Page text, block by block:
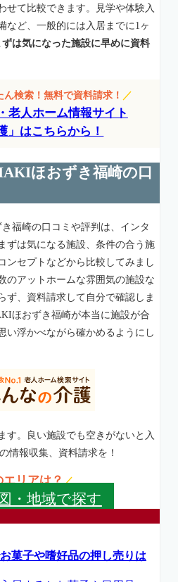
せて比較できます。見学や体験入
など、一般的には入居までに1ヶ
ずは気になった施設に早めに資料
検索！無料で資料請求！ ／
老人ホーム情報サイト
」はこちらから！
ほおずき福崎の口
福崎の口コミや評判は、インタ
ずは気になる施設、条件の合う施
ンセプトなどから比較してみまし
のアットホームな雰囲気の施設な
ず、資料請求して自分で確認しま
ほおずき福崎が本当に施設が合
い浮かべながら確かめるようにし
す。良い施設でも空きがないと入
情報収集、資料請求を！
エリアは？／
・地域で探す
菓子や嗜好品の押し売りは